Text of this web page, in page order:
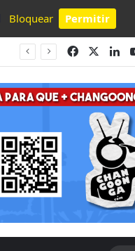
Bloquear Permitir
Facebook